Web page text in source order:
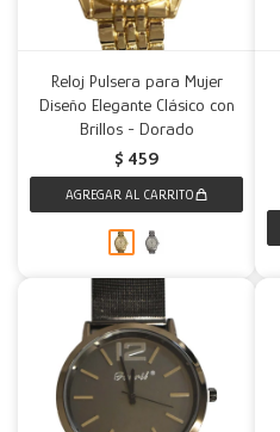
Reloj Pulsera para Mujer
Diseño Elegante Clásico con
Brillos - Dorado
$ 459